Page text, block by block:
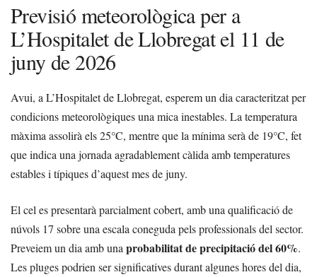
Previsió meteorològica per a
L’Hospitalet de Llobregat el 11 de
juny de 2026
Avui, a L’Hospitalet de Llobregat, esperem un dia caracteritzat per
condicions meteorològiques una mica inestables. La temperatura
màxima assolirà els 25°C, mentre que la mínima serà de 19°C, fet
que indica una jornada agradablement càlida amb temperatures
estables i típiques d’aquest mes de juny.
El cel es presentarà parcialment cobert, amb una qualificació de
núvols 17 sobre una escala coneguda pels professionals del sector.
Preveiem un dia amb unaprobabilitat de precipitació del 60%.
Les pluges podrien ser significatives durant algunes hores del dia,